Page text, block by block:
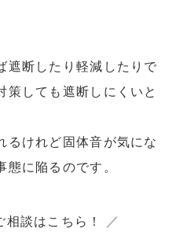
遮断したり軽減したりで
策しても遮断しにくいと
るけれど固体音が気にな
態に陥るのです。
相談はこちら！ ／